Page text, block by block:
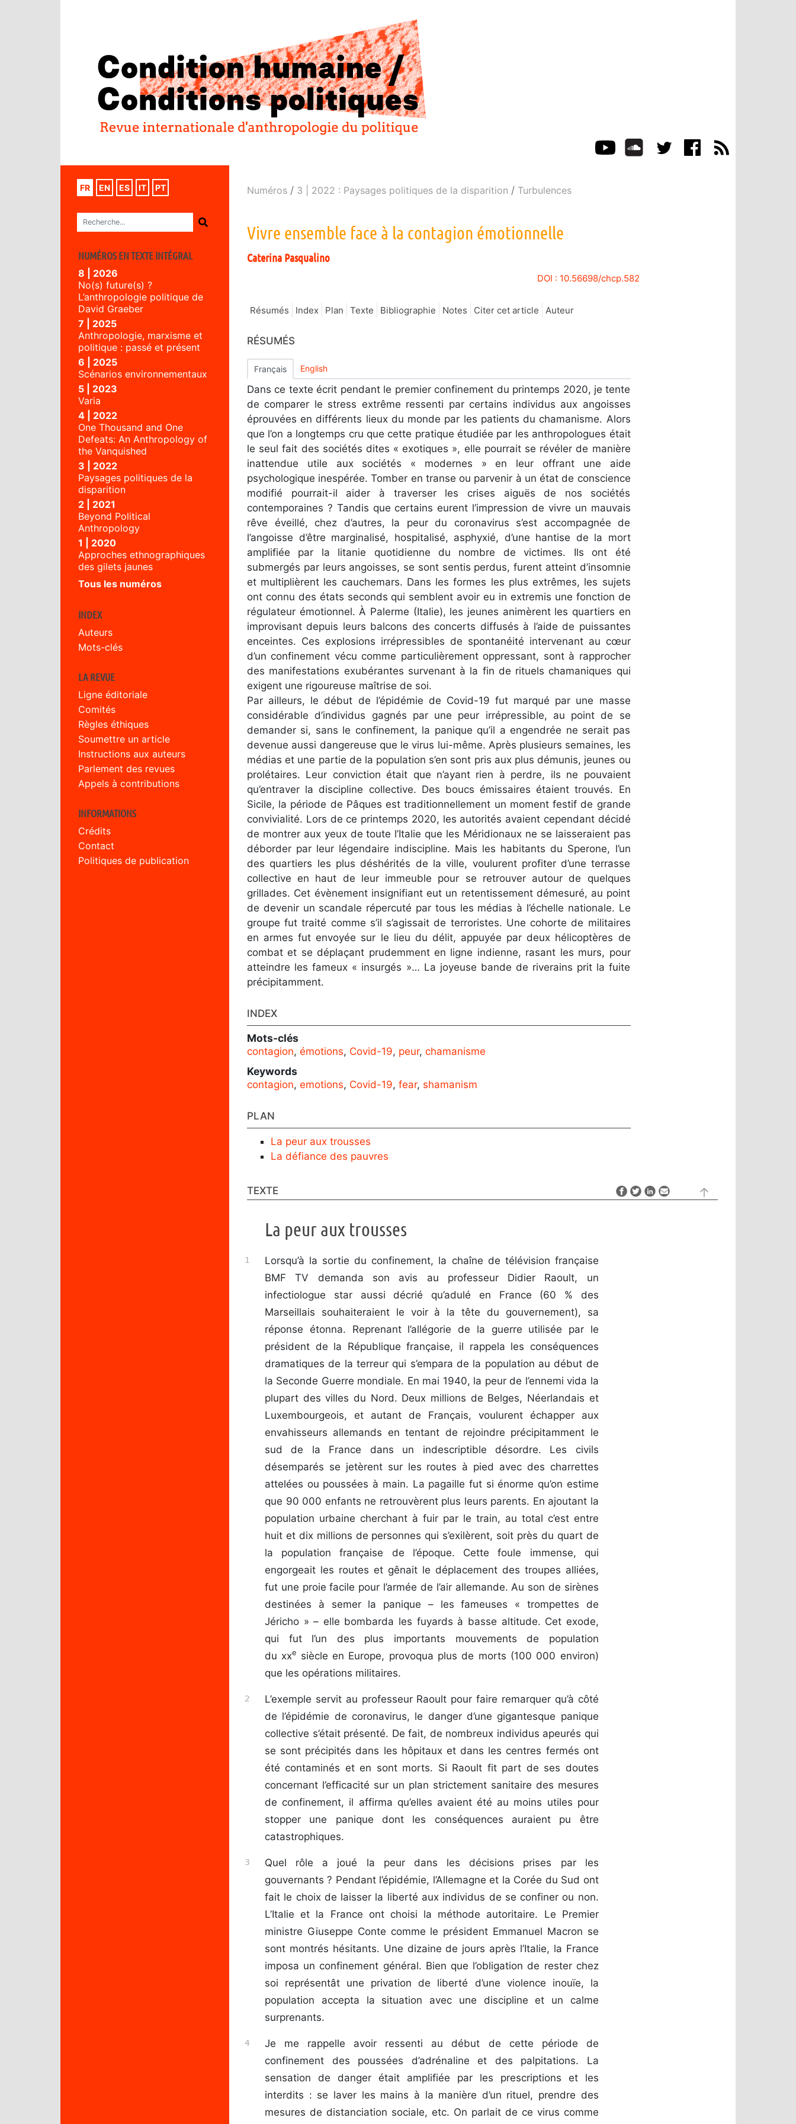
FR EN ES IT PT
NUMÉROS EN TEXTE INTÉGRAL
8 | 2026
No(s) future(s) ?
L’anthropologie politique de
David Graeber
7 | 2025
Anthropologie, marxisme et
politique : passé et présent
6 | 2025
Scénarios environnementaux
5 | 2023
Varia
4 | 2022
One Thousand and One
Defeats: An Anthropology of
the Vanquished
3 | 2022
Paysages politiques de la
disparition
2 | 2021
Beyond Political
Anthropology
1 | 2020
Approches ethnographiques
des gilets jaunes
Tous les numéros
INDEX
Auteurs
Mots-clés
LA REVUE
Ligne éditoriale
Comités
Règles éthiques
Soumettre un article
Instructions aux auteurs
Parlement des revues
Appels à contributions
INFORMATIONS
Crédits
Contact
Politiques de publication
Numéros 3 | 2022 : Paysages politiques de la disparition Turbulences
Vivre ensemble face à la contagion émotionnelle
Caterina Pasqualino
DOI : 10.56698/chcp.582
Résumés Index Plan Texte Bibliographie Notes Citer cet article Auteur
RÉSUMÉS
Français English
Dans ce texte écrit pendant le premier confinement du printemps 2020, je tente
de comparer le stress extrême ressenti par certains individus aux angoisses
éprouvées en différents lieux du monde par les patients du chamanisme. Alors
que l’on a longtemps cru que cette pratique étudiée par les anthropologues était
le seul fait des sociétés dites « exotiques », elle pourrait se révéler de manière
inattendue utile aux sociétés « modernes » en leur offrant une aide
psychologique inespérée. Tomber en transe ou parvenir à un état de conscience
modifié pourrait-il aider à traverser les crises aiguës de nos sociétés
contemporaines ? Tandis que certains eurent l’impression de vivre un mauvais
rêve éveillé, chez d’autres, la peur du coronavirus s’est accompagnée de
l’angoisse d’être marginalisé, hospitalisé, asphyxié, d’une hantise de la mort
amplifiée par la litanie quotidienne du nombre de victimes. Ils ont été
submergés par leurs angoisses, se sont sentis perdus, furent atteint d’insomnie
et multiplièrent les cauchemars. Dans les formes les plus extrêmes, les sujets
ont connu des états seconds qui semblent avoir eu in extremis une fonction de
régulateur émotionnel. À Palerme (Italie), les jeunes animèrent les quartiers en
improvisant depuis leurs balcons des concerts diffusés à l’aide de puissantes
enceintes. Ces explosions irrépressibles de spontanéité intervenant au cœur
d’un confinement vécu comme particulièrement oppressant, sont à rapprocher
des manifestations exubérantes survenant à la fin de rituels chamaniques qui
exigent une rigoureuse maîtrise de soi.
Par ailleurs, le début de l’épidémie de Covid-19 fut marqué par une masse
considérable d’individus gagnés par une peur irrépressible, au point de se
demander si, sans le confinement, la panique qu’il a engendrée ne serait pas
devenue aussi dangereuse que le virus lui-même. Après plusieurs semaines, les
médias et une partie de la population s’en sont pris aux plus démunis, jeunes ou
prolétaires. Leur conviction était que n’ayant rien à perdre, ils ne pouvaient
qu’entraver la discipline collective. Des boucs émissaires étaient trouvés. En
Sicile, la période de Pâques est traditionnellement un moment festif de grande
convivialité. Lors de ce printemps 2020, les autorités avaient cependant décidé
de montrer aux yeux de toute l’Italie que les Méridionaux ne se laisseraient pas
déborder par leur légendaire indiscipline. Mais les habitants du Sperone, l’un
des quartiers les plus déshérités de la ville, voulurent profiter d’une terrasse
collective en haut de leur immeuble pour se retrouver autour de quelques
grillades. Cet évènement insignifiant eut un retentissement démesuré, au point
de devenir un scandale répercuté par tous les médias à l’échelle nationale. Le
groupe fut traité comme s’il s’agissait de terroristes. Une cohorte de militaires
en armes fut envoyée sur le lieu du délit, appuyée par deux hélicoptères de
combat et se déplaçant prudemment en ligne indienne, rasant les murs, pour
atteindre les fameux « insurgés »… La joyeuse bande de riverains prit la fuite
précipitamment.
INDEX
Mots-clés
contagion, émotions, Covid-19, peur, chamanisme
Keywords
contagion, emotions, Covid-19, fear, shamanism
PLAN
La peur aux trousses
La défiance des pauvres
TEXTE
La peur aux trousses
Lorsqu’à la sortie du confinement, la chaîne de télévision française
BMF TV demanda son avis au professeur Didier Raoult, un
infectiologue star aussi décrié qu’adulé en France (60 % des
Marseillais souhaiteraient le voir à la tête du gouvernement), sa
réponse étonna. Reprenant l’allégorie de la guerre utilisée par le
président de la République française, il rappela les conséquences
dramatiques de la terreur qui s’empara de la population au début de
la Seconde Guerre mondiale. En mai 1940, la peur de l’ennemi vida la
plupart des villes du Nord. Deux millions de Belges, Néerlandais et
Luxembourgeois, et autant de Français, voulurent échapper aux
envahisseurs allemands en tentant de rejoindre précipitamment le
sud de la France dans un indescriptible désordre. Les civils
désemparés se jetèrent sur les routes à pied avec des charrettes
attelées ou poussées à main. La pagaille fut si énorme qu’on estime
que 90 000 enfants ne retrouvèrent plus leurs parents. En ajoutant la
population urbaine cherchant à fuir par le train, au total c’est entre
huit et dix millions de personnes qui s’exilèrent, soit près du quart de
la population française de l’époque. Cette foule immense, qui
engorgeait les routes et gênait le déplacement des troupes alliées,
fut une proie facile pour l’armée de l’air allemande. Au son de sirènes
destinées à semer la panique – les fameuses « trompettes de
Jéricho » – elle bombarda les fuyards à basse altitude. Cet exode,
qui fut l’un des plus importants mouvements de population
du xxe siècle en Europe, provoqua plus de morts (100 000 environ)
que les opérations militaires.
L’exemple servit au professeur Raoult pour faire remarquer qu’à côté
de l’épidémie de coronavirus, le danger d’une gigantesque panique
collective s’était présenté. De fait, de nombreux individus apeurés qui
se sont précipités dans les hôpitaux et dans les centres fermés ont
été contaminés et en sont morts. Si Raoult fit part de ses doutes
concernant l’efficacité sur un plan strictement sanitaire des mesures
de confinement, il affirma qu’elles avaient été au moins utiles pour
stopper une panique dont les conséquences auraient pu être
catastrophiques.
Quel rôle a joué la peur dans les décisions prises par les
gouvernants ? Pendant l’épidémie, l’Allemagne et la Corée du Sud ont
fait le choix de laisser la liberté aux individus de se confiner ou non.
L’Italie et la France ont choisi la méthode autoritaire. Le Premier
ministre Giuseppe Conte comme le président Emmanuel Macron se
sont montrés hésitants. Une dizaine de jours après l’Italie, la France
imposa un confinement général. Bien que l’obligation de rester chez
soi représentât une privation de liberté d’une violence inouïe, la
population accepta la situation avec une discipline et un calme
surprenants.
Je me rappelle avoir ressenti au début de cette période de
confinement des poussées d’adrénaline et des palpitations. La
sensation de danger était amplifiée par les prescriptions et les
interdits : se laver les mains à la manière d’un rituel, prendre des
mesures de distanciation sociale, etc. On parlait de ce virus comme